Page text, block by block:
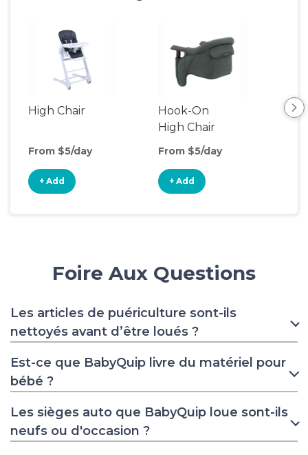
High Chair
From $5/day
+ Add
Hook-On
High Chair
From $5/day
+ Add
Foire Aux Questions
Les articles de puériculture sont-ils
nettoyés avant d’être loués ?
Est-ce que BabyQuip livre du matériel pour
bébé ?
Les sièges auto que BabyQuip loue sont-ils
neufs ou d'occasion ?